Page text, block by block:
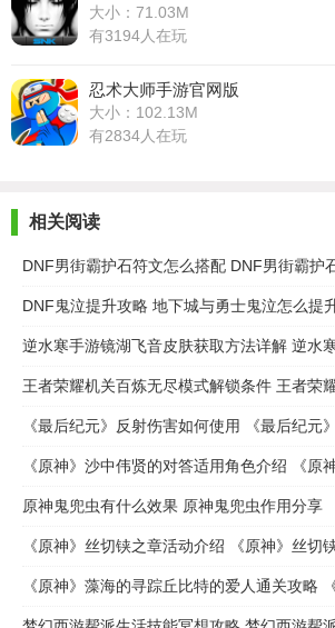
大小：71.03M
有3194人在玩
忍术大师手游官网版
大小：102.13M
有2834人在玩
相关阅读
DNF男街霸护石符文怎么搭配 DNF男街霸护
DNF鬼泣提升攻略 地下城与勇士鬼泣怎么提
《最后纪元》反射伤害如何使用 《最后纪元
原神鬼兜虫有什么效果 原神鬼兜虫作用分享
《原神》丝切铗之章活动介绍 《原神》丝切